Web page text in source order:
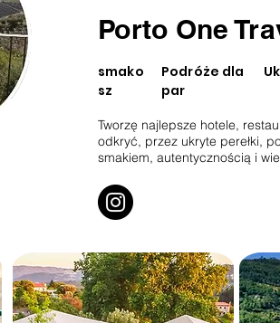
Porto One
smako
sz
Podróże dla
par
Tworzę najlepsze hotele,
odkryć, przez ukryte perełki,
smakiem, autentycznością i